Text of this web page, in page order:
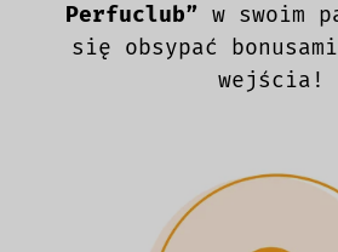
Perfuclub” w swoim
się obsypać
wejścia!